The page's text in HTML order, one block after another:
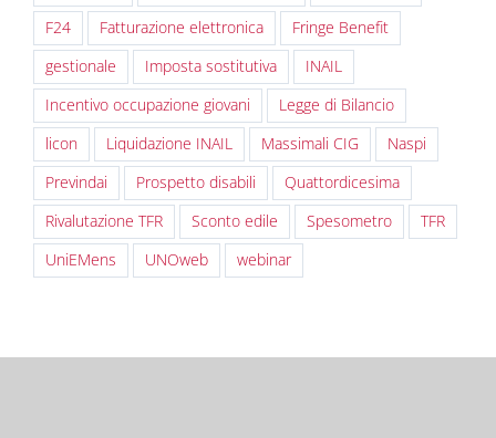
F24
Fatturazione elettronica
Fringe Benefit
gestionale
Imposta sostitutiva
INAIL
Incentivo occupazione giovani
Legge di Bilancio
licon
Liquidazione INAIL Massimali CIG
Naspi
Previndai
Prospetto disabili
Quattordicesima
Rivalutazione TFR
Sconto edile Spesometro
TFR
UniEMens
UNOweb webinar